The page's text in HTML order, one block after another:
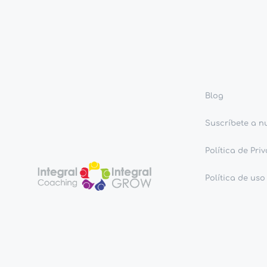
Blog
Suscríbete a
Política de
Política de uso